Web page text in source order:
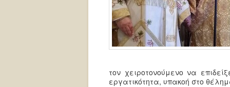
τον χειροτονούμενο να
εργατικότητα, υπακοή στο